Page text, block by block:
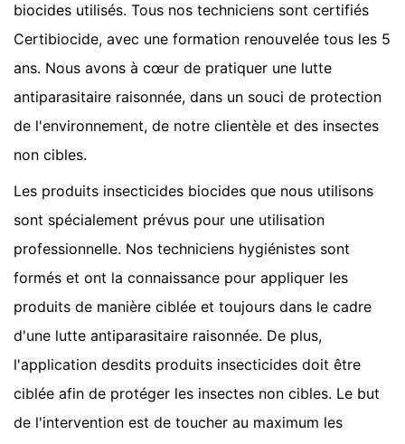
biocides utilisés. Tous nos techniciens sont certifiés
Certibiocide, avec une formation renouvelée tous les 5
ans. Nous avons à cœur de pratiquer une lutte
antiparasitaire raisonnée, dans un souci de protection
de l'environnement, de notre clientèle et des insectes
non cibles.
Les produits insecticides biocides que nous utilisons
sont spécialement prévus pour une utilisation
professionnelle. Nos techniciens hygiénistes sont
formés et ont la connaissance pour appliquer les
produits de manière ciblée et toujours dans le cadre
d'une lutte antiparasitaire raisonnée. De plus,
l'application desdits produits insecticides doit être
ciblée afin de protéger les insectes non cibles. Le but
de l'intervention est de toucher au maximum les